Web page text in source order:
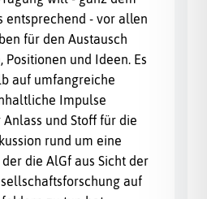
entsprechend - vor allen
für den Austausch
Positionen und Ideen. Es
auf umfangreiche
Impulse
und Stoff für die
rund um eine
die AlGf aus Sicht der
auf